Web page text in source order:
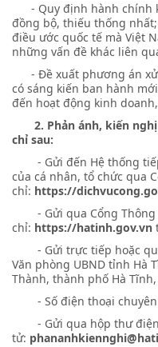
- Quy định hành chính
đồng bộ, thiếu thống
điều ước quốc tế mà Việt
những vấn đề khác liên
- Đề xuất phương án xử
có sáng kiến ban hành
đến hoạt động kinh
2. Phản ánh, kiến nghị
chỉ sau:
- Gửi đến Hệ thống
của cá nhân, tổ chức qua
chỉ: https://
- Gửi qua Cổng Thông
chỉ: https://hatinh.gov.vn
- Gửi trực tiếp hoặc
Văn phòng UBND tỉnh Hà
Thành, thành phố Hà
- Số điện thoại chuyên
- Gửi qua hộp thư điện
tử: